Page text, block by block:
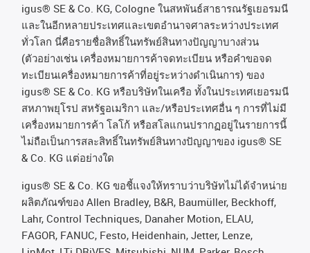
igus® SE & Co. KG, Cologne ในสหพันธ์สาธารณรัฐเยอรมนี
และในอีกหลายประเทศและเขตอํานาจศาลระหว่างประเทศ
ทั่วโลก นี่คือรายชื่อสิทธิ์ในทรัพย์สินทางปัญญาบางส่วน
(ตัวอย่างเช่น เครื่องหมายการค้าจดทะเบียน หรือคำขอจด
ทะเบียนเครื่องหมายการค้าที่อยู่ระหว่างดำเนินการ) ของ
igus® SE & Co. KG หรือบริษัทในเครือ ทั้งในประเทศเยอรมนี
สหภาพยุโรป สหรัฐอเมริกา และ/หรือประเทศอื่น ๆ การที่ไม่มี
เครื่องหมายการค้า โลโก้ หรือสโลแกนปรากฏอยู่ในรายการนี้
ไม่ถือเป็นการสละสิทธิ์ในทรัพย์สินทางปัญญาของ igus® SE
& Co. KG แต่อย่างใด
igus® SE & Co. KG ขอชี้แจงให้ทราบว่าบริษัทไม่ได้จําหน่าย
ผลิตภัณฑ์ของ Allen Bradley, B&R, Baumüller, Beckhoff,
Lahr, Control Techniques, Danaher Motion, ELAU,
FAGOR, FANUC, Festo, Heidenhain, Jetter, Lenze,